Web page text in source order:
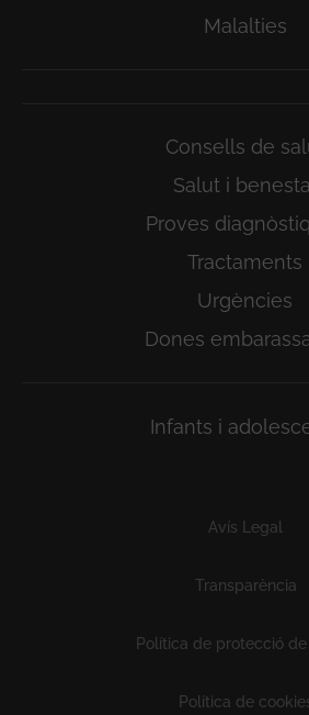
Malalties
Consells de
Salut i
Proves
Tractaments
Urgències
Dones
Infants i
Avís Legal
Transparència
Política de protecció
Política de